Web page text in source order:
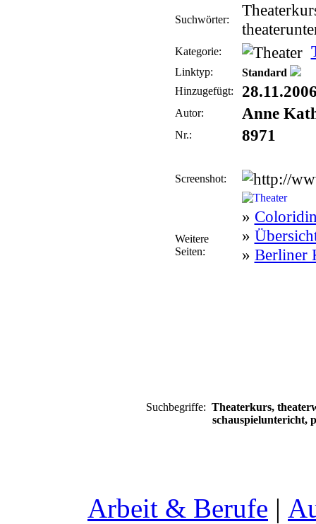
Suchwörter:
Kategorie:
Linktyp:
Standard
Hinzugefügt:
Autor: Anne
Nr.: 8971
Screenshot:
Weitere
Seiten:
»
»
» Berliner
Suchbegriffe: Theaterkurs,
schauspieluntericht,
Arbeit & Berufe |